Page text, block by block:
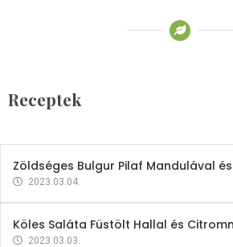
Receptek
2023.03.06.
Zöldséges Bulgur Pilaf Mandulával
2023.03.04.
Köles Saláta Füstölt Hallal és
2023.03.03.